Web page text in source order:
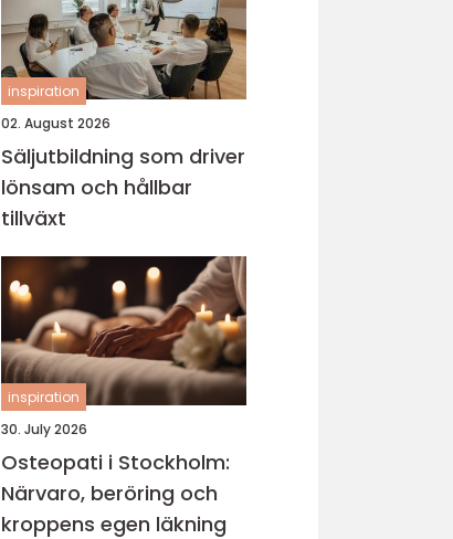
inspiration
02. August 2026
Säljutbildning som driver
lönsam och hållbar
tillväxt
inspiration
30. July 2026
Osteopati i Stockholm:
Närvaro, beröring och
kroppens egen läkning